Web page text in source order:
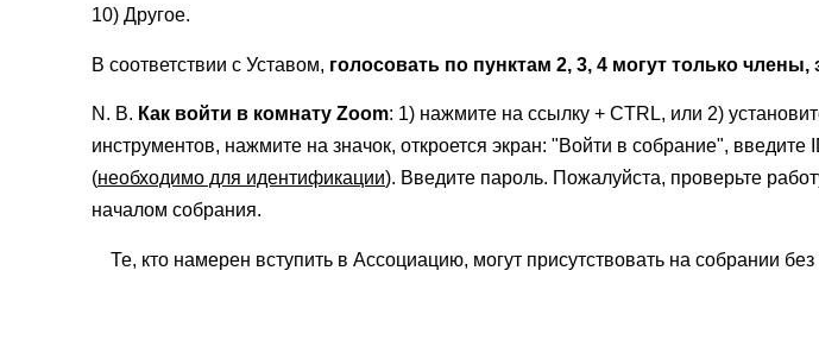
10) Другое.
В соответствии с Уставом, голосовать по пунктам 2, 3, 4 могут только
N. B. Как войти в комнату Zoom: 1) нажмите на ссылку + CTRL, или 2)
инструментов, нажмите на значок, откроется экран: "Войти в собрание",
(необходимо для идентификации). Введите пароль. Пожалуйста, проверьте
началом собрания.
Те, кто намерен вступить в Ассоциацию, могут присутствовать на собрании без